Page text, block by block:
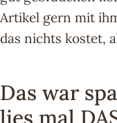
Artikel gern mit
das nichts kostet,
Das war
lies mal